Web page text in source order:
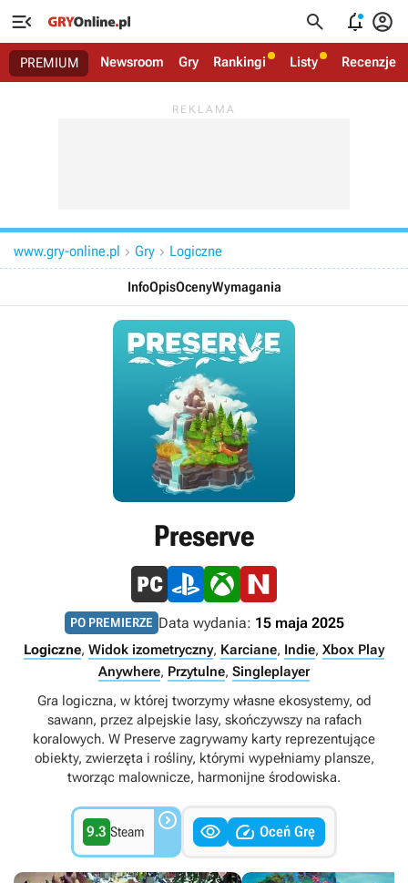
   
PREMIUM Newsroom Gry Rankingi Listy Recenzje
www.gry-online.pl  Gry  Logiczne
InfoOpisOcenyWymagania
Preserve
PO PREMIERZE Data wydania: 15 maja 2025
Logiczne, Widok izometryczny, Karciane, Indie, Xbox Play
Anywhere, Przytulne, Singleplayer
Gra logiczna, w której tworzymy własne ekosystemy, od
sawann, przez alpejskie lasy, skończywszy na rafach
koralowych. W Preserve zagrywamy karty reprezentujące
obiekty, zwierzęta i rośliny, którymi wypełniamy plansze,
tworząc malownicze, harmonijne środowiska.
9.3 Steam    Oceń Grę